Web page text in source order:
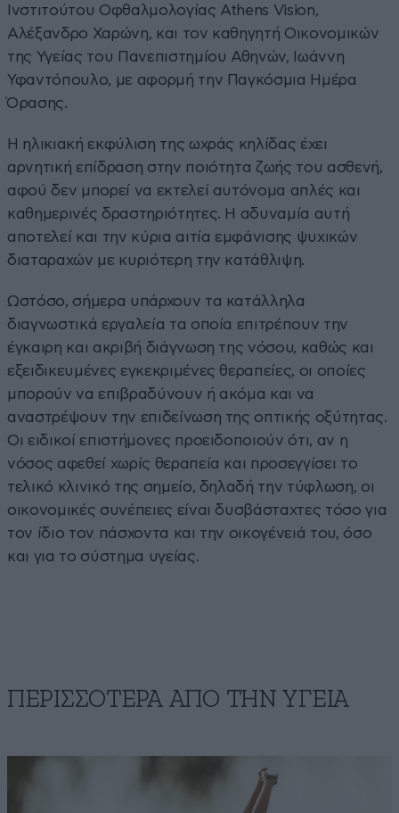
Ινστιτούτου Οφθαλμολογίας Athens Vision,
Αλέξανδρο Χαρώνη, και τον καθηγητή Οικονομικών
της Υγείας του Πανεπιστημίου Αθηνών, Ιωάννη
Υφαντόπουλο, με αφορμή την Παγκόσμια Ημέρα
Όρασης.
Η ηλικιακή εκφύλιση της ωχράς κηλίδας έχει
αρνητική επίδραση στην ποιότητα ζωής του ασθενή,
αφού δεν μπορεί να εκτελεί αυτόνομα απλές και
καθημερινές δραστηριότητες. Η αδυναμία αυτή
αποτελεί και την κύρια αιτία εμφάνισης ψυχικών
διαταραχών με κυριότερη την κατάθλιψη.
Ωστόσο, σήμερα υπάρχουν τα κατάλληλα
διαγνωστικά εργαλεία τα οποία επιτρέπουν την
έγκαιρη και ακριβή διάγνωση της νόσου, καθώς και
εξειδικευμένες εγκεκριμένες θεραπείες, οι οποίες
μπορούν να επιβραδύνουν ή ακόμα και να
αναστρέψουν την επιδείνωση της οπτικής οξύτητας.
Οι ειδικοί επιστήμονες προειδοποιούν ότι, αν η
νόσος αφεθεί χωρίς θεραπεία και προσεγγίσει το
τελικό κλινικό της σημείο, δηλαδή την τύφλωση, οι
οικονομικές συνέπειες είναι δυσβάσταχτες τόσο για
τον ίδιο τον πάσχοντα και την οικογένειά του, όσο
και για το σύστημα υγείας.
ΠΕΡΙΣΣΟΤΕΡΑ ΑΠΟ ΤΗΝ ΥΓΕΙΑ